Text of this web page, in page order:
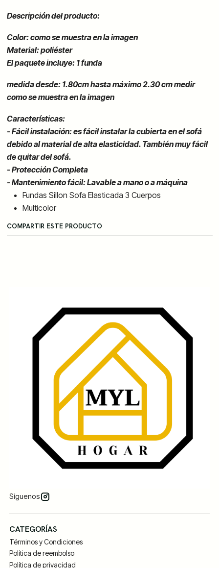
Descripción del producto:
Color: como se muestra en la imagen
Material: poliéster
El paquete incluye: 1 funda
medida desde: 1.80cm hastamáximo2.30 cm medir
como se muestra en la imagen
Características:
- Fácil instalación: es fácil instalar la cubierta en el sofá
debido al material de alta elasticidad. También muy fácil
de quitar del sofá.
- Protección Completa
- Mantenimiento fácil: Lavable a mano o a máquina
Fundas Sillon Sofa Elasticada 3 Cuerpos
Multicolor
COMPARTIR ESTE PRODUCTO
Síguenos
CATEGORÍAS
Términos y Condiciones
Política de reembolso
Política de privacidad